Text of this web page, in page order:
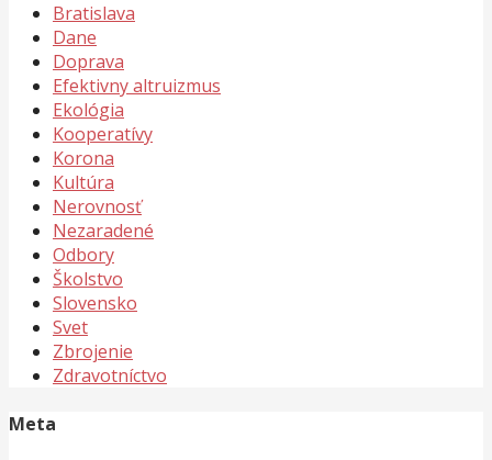
Bratislava
Dane
Doprava
Efektivny altruizmus
Ekológia
Kooperatívy
Korona
Kultúra
Nerovnosť
Nezaradené
Odbory
Školstvo
Slovensko
Svet
Zbrojenie
Zdravotníctvo
Meta